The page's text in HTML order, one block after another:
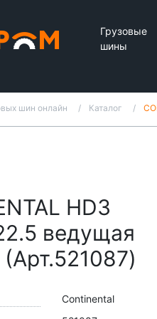
Грузовые
шины
шин онлайн Каталог
HD3
ведущая
Continental